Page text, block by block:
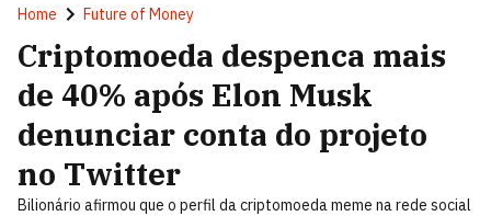
Home Future of Money
Criptomoeda despenca mais
de 40% após Elon Musk
denunciar conta do projeto
no Twitter
Bilionário afirmou que o perfil da criptomoeda meme na rede social